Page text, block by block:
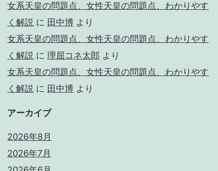
女系天皇の問題点、女性天皇の問題点、わかりやす
く解説 に 田中博 より
女系天皇の問題点、女性天皇の問題点、わかりやす
く解説 に 理屈コネ太郎 より
女系天皇の問題点、女性天皇の問題点、わかりやす
く解説 に 田中博 より
アーカイブ
2026年8月
2026年7月